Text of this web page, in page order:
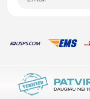
DAUGIAU NEI